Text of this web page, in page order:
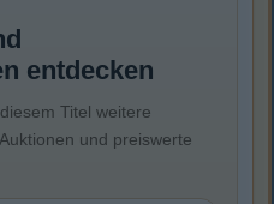
entdecken
Titel weitere
und preiswerte